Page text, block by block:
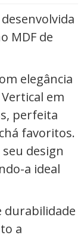
MDF de
elegância
em
perfeita
favoritos.
design
a ideal
durabilidade
a